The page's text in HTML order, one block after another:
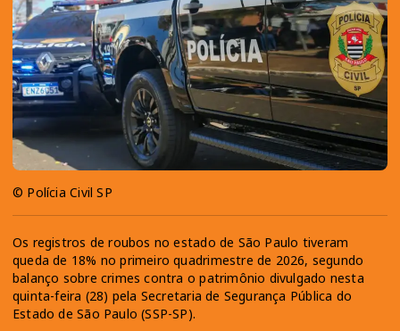
© Polícia Civil SP
Os registros de roubos no estado de São Paulo tiveram
queda de 18% no primeiro quadrimestre de 2026, segundo
balanço sobre crimes contra o patrimônio divulgado nesta
quinta-feira (28) pela Secretaria de Segurança Pública do
Estado de São Paulo (SSP-SP).